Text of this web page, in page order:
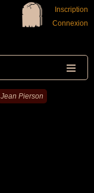
Inscription
Connexion
Jean Pierson